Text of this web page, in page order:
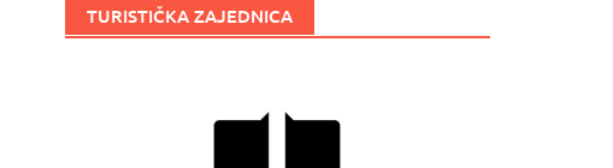
TURISTIČKA ZAJEDNICA